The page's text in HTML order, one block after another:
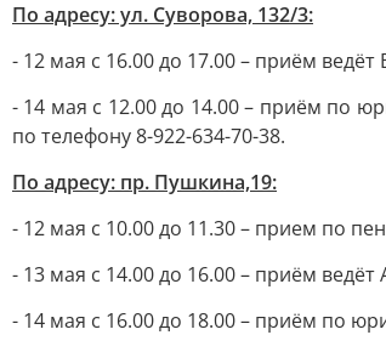
По адресу: ул. Суворова, 132/3:
- 12 мая с 16.00 до 17.00 – приём
- 14 мая с 12.00 до 14.00 – приём по
по телефону 8-922-634-70-38.
По адресу: пр. Пушкина,19:
- 12 мая с 10.00 до 11.30 – прием по
- 13 мая с 14.00 до 16.00 – приём
- 14 мая с 16.00 до 18.00 – приём по